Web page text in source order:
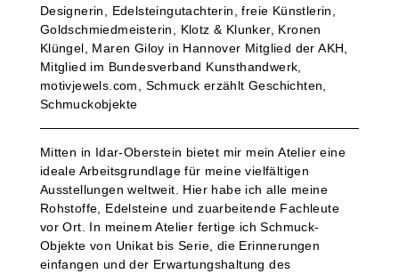
Designerin, Edelsteingutachterin, freie Künstlerin,
Goldschmiedmeisterin, Klotz & Klunker, Kronen
Klüngel, Maren Giloy in Hannover Mitglied der AKH,
Mitglied im Bundesverband Kunsthandwerk,
motivjewels.com, Schmuck erzählt Geschichten,
Schmuckobjekte
Mitten in Idar-Oberstein bietet mir mein Atelier eine
ideale Arbeitsgrundlage für meine vielfältigen
Ausstellungen weltweit. Hier habe ich alle meine
Rohstoffe, Edelsteine und zuarbeitende Fachleute
vor Ort. In meinem Atelier fertige ich Schmuck-
Objekte von Unikat bis Serie, die Erinnerungen
einfangen und der Erwartungshaltung des